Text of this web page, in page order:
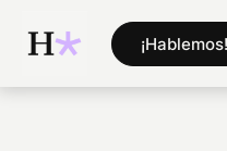
¡Hablemos!